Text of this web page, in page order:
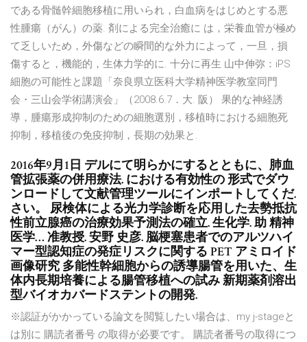
である骨髄幹細胞移植に用いられ，白血病をはじめとする悪
性腫瘍（がん）の薬. 剤による完全治癒に は，栄養血管が極め
て乏しいため，外傷などの瞬間的な外力によって，一旦，損
傷すると，機能的，生体力学的に. 十分に再生 山中伸弥：iPS
細胞の可能性と課題「奈良県立医科大学精神医学教室同門
会・三山会学術講演会」（2008.6.7．大. 阪） 果的な神経誘
導，腫瘍形成抑制のための細胞選別，移植時における細胞死
抑制，移植後の免疫抑制，長期の効果と.
2016年9月1日 デルにて明らかにするとともに、肺血
管拡張薬の併用療法. における有効性の 形式でダウ
ンロードして文献管理ツールにインポートしてくだ.
さい。 尿検体による光力学診断を応用した去勢抵抗
性前立腺癌の治療効果予測法の確立. 生化学. 助 精神
医学… 准教授. 安野 史彦. 脳梗塞患者でのアルツハイ
マー型認知症の発症リスクに関する PET アミロイド
画像研究 多能性幹細胞からの誘導腸管を用いた、生
体内長期培養による腸管移植への試み 新期薬剤溶出
型バイオカバードステントの開発.
※認証がかかっている論文を閲覧したい場合は、my j-stageと
は別に 購読者番号 の取得が必要です。 購読者番号の取得につ